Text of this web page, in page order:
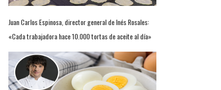
Juan Carlos Espinosa, director general de Inés Rosales:
«Cada trabajadora hace 10.000 tortas de aceite al día»